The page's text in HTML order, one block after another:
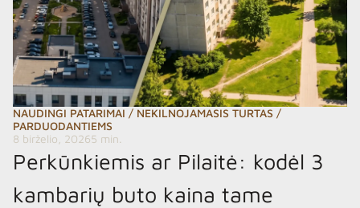
NAUDINGI PATARIMAI / NEKILNOJAMASIS TURTAS /
PARDUODANTIEMS
8 birželio, 20265 min.
Perkūnkiemis ar Pilaitė: kodėl 3
kambarių buto kaina tame